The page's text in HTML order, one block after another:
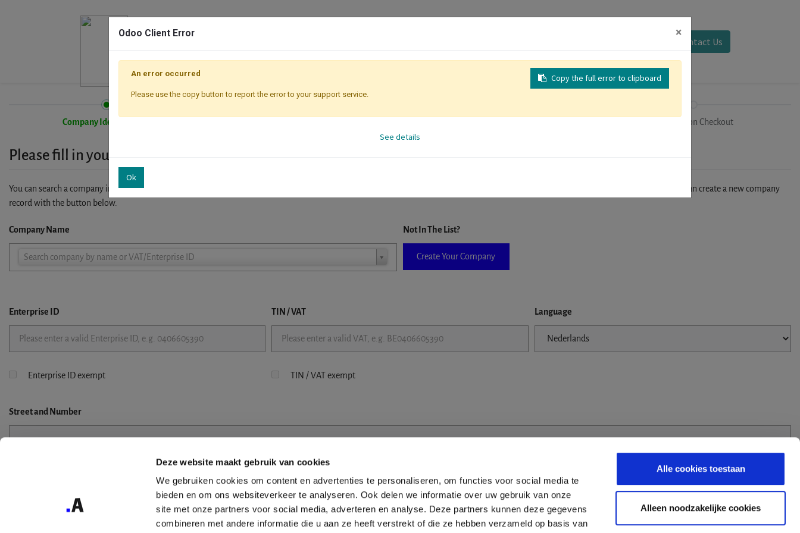
Deze website maakt gebruik van cookies
We gebruiken cookies om content en advertenties te personaliseren, om functies voor social media te
bieden en om ons websiteverkeer te analyseren. Ook delen we informatie over uw gebruik van onze
site met onze partners voor social media, adverteren en analyse. Deze partners kunnen deze gegevens
combineren met andere informatie die u aan ze heeft verstrekt of die ze hebben verzameld op basis van
Alle cookies toestaan
Alleen noodzakelijke cookies
Contact Us
Company Identification Registration Checkout
Please fill in your company details
You can search a company in our database by name, VAT or enterprise ID. When a company is selected it will auto-complete the form. If you don't find your company in our database, you can create a new company
record with the button below.
Company Name
Search company by name or VAT/Enterprise ID
Company
Not In The List?
Create Your Company
Enterprise ID TIN / VAT Language
Enterprise ID exempt TIN / VAT exempt
Streetand Number
Odoo Client Error ×
Copy the full error to clipboard
An error occurred
Please use the copy button to report the error to your support service.
See details
Ok